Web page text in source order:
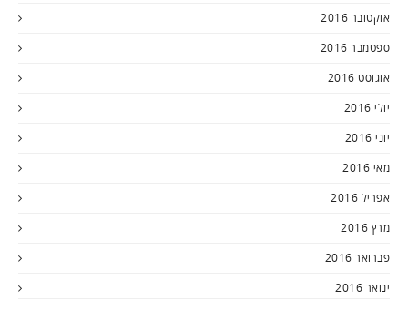
אוקטובר 2016
ספטמבר 2016
אוגוסט 2016
יולי 2016
יוני 2016
מאי 2016
אפריל 2016
מרץ 2016
פברואר 2016
ינואר 2016